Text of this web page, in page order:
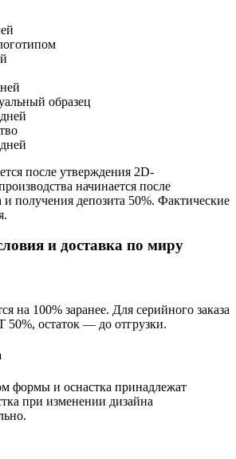
образец
после утверждения 2D-
начинается после
и получения депозита 50%. Фактические
и доставка по миру
на 100% заранее. Для серийного заказа
50%, остаток — до отгрузки.
формы и оснастка принадлежат
при изменении дизайна